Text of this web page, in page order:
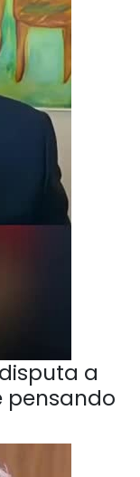
a
pensando